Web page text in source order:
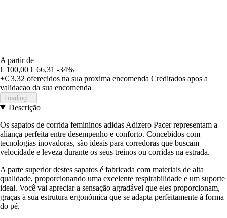
A partir de
€ 100,00 € 66,31 -34%
+€ 3,32 oferecidos na sua proxima encomenda Creditados apos a
validacao da sua encomenda
Loading...
Descrição
Os sapatos de corrida femininos adidas Adizero Pacer representam a
aliança perfeita entre desempenho e conforto. Concebidos com
tecnologias inovadoras, são ideais para corredoras que buscam
velocidade e leveza durante os seus treinos ou corridas na estrada.
A parte superior destes sapatos é fabricada com materiais de alta
qualidade, proporcionando uma excelente respirabilidade e um suporte
ideal. Você vai apreciar a sensação agradável que eles proporcionam,
graças à sua estrutura ergonómica que se adapta perfeitamente à forma
do pé.